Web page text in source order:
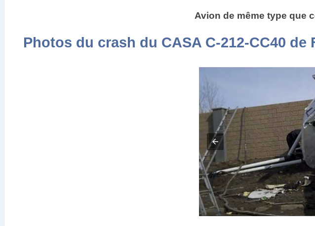
Avion de même type que
Photos du crash du CASA C-212-CC40